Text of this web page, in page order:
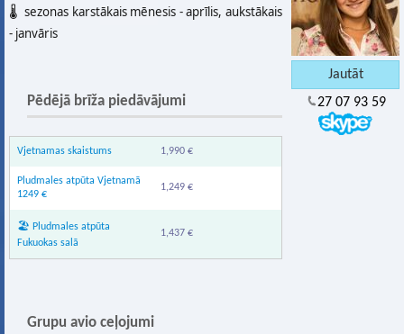
27 07 93 59
🌡️ sezonas karstākais mēnesis - aprīlis, aukstākais
- janvāris
Pēdējā brīža piedāvājumi
Vjetnamas skaistums 1,990 €
Pludmales atpūta Vjetnamā
1249 €
1,249 €
🏖️ Pludmales atpūta
Fukuokas salā
1,437 €
Grupu avio ceļojumi